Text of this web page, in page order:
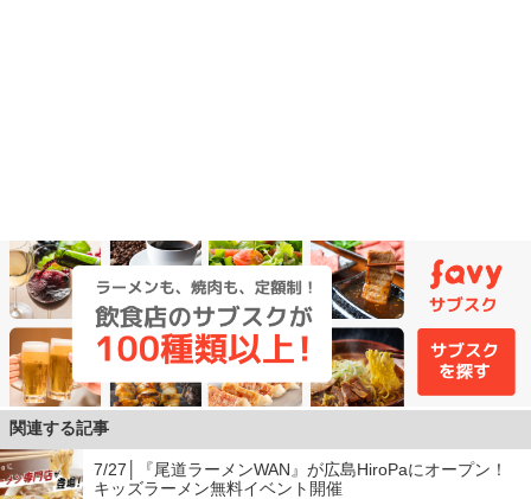
関連する記事
7/27│『尾道ラーメンWAN』が広島HiroPaにオープン！
キッズラーメン無料イベント開催